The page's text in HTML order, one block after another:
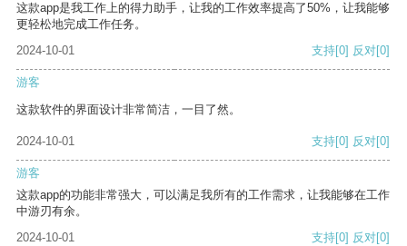
这款app是我工作上的得力助手，让我的工作效率提高了50%，让我能够
更轻松地完成工作任务。
2024-10-01
支持[0] 反对[0]
游客
这款软件的界面设计非常简洁，一目了然。
2024-10-01 支持[0] 反对[0]
游客
这款app的功能非常强大，可以满足我所有的工作需求，让我能够在工作
中游刃有余。
2024-10-01
支持[0] 反对[0]